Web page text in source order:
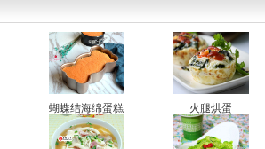
蝴蝶结海绵蛋糕 火腿烘蛋